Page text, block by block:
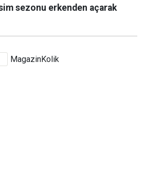
sezonu erkenden açarak
MagazinKolik